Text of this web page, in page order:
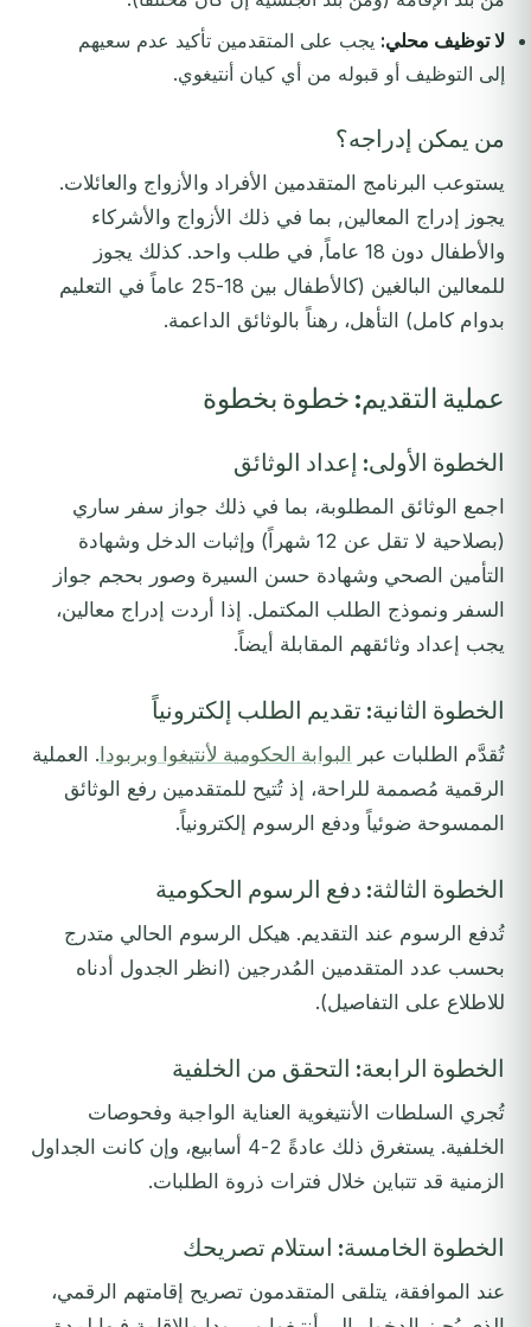
لا توظيف محلي: يجب على المتقدمين تأكيد عدم سعيهم
إلى التوظيف أو قبوله من أي كيان أنتيغوي.
من يمكن إدراجه؟
يستوعب البرنامج المتقدمين الأفراد والأزواج والعائلات.
يجوز إدراج المعالين, بما في ذلك الأزواج والأشركاء
والأطفال دون 18 عاماً, في طلب واحد. كذلك يجوز
للمعالين البالغين (كالأطفال بين 18-25 عاماً في التعليم
بدوام كامل) التأهل، رهناً بالوثائق الداعمة.
عملية التقديم: خطوة بخطوة
الخطوة الأولى: إعداد الوثائق
اجمع الوثائق المطلوبة، بما في ذلك جواز سفر ساري
(بصلاحية لا تقل عن 12 شهراً) وإثبات الدخل وشهادة
التأمين الصحي وشهادة حسن السيرة وصور بحجم جواز
السفر ونموذج الطلب المكتمل. إذا أردت إدراج معالين،
يجب إعداد وثائقهم المقابلة أيضاً.
الخطوة الثانية: تقديم الطلب إلكترونياً
تُقدَّم الطلبات عبر البوابة الحكومية لأنتيغوا وبربودا . العملية
الرقمية مُصممة للراحة، إذ تُتيح للمتقدمين رفع الوثائق
الممسوحة ضوئياً ودفع الرسوم إلكترونياً.
الخطوة الثالثة: دفع الرسوم الحكومية
تُدفع الرسوم عند التقديم. هيكل الرسوم الحالي متدرج
بحسب عدد المتقدمين المُدرجين (انظر الجدول أدناه
للاطلاع على التفاصيل).
الخطوة الرابعة: التحقق من الخلفية
تُجري السلطات الأنتيغوية العناية الواجبة وفحوصات
الخلفية. يستغرق ذلك عادةً 2-4 أسابيع، وإن كانت الجداول
الزمنية قد تتباين خلال فترات ذروة الطلبات.
الخطوة الخامسة: استلام تصريحك
عند الموافقة، يتلقى المتقدمون تصريح إقامتهم الرقمي،